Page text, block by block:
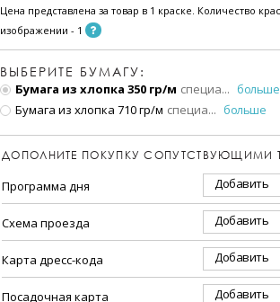
Цена представлена за товар в 1 краске. Количество
изображении - 1
ВЫБЕРИТЕ БУМАГУ:
Бумага из хлопка 350 гр/м специа... больше
Бумага из хлопка 710 гр/м специа... больше
ДОПОЛНИТЕ ПОКУПКУ СОПУТСТВУЮЩИМИ
Программа дня Добавить
Схема проезда Добавить
Карта дресс-кода Добавить
Посадочная карта Добавить